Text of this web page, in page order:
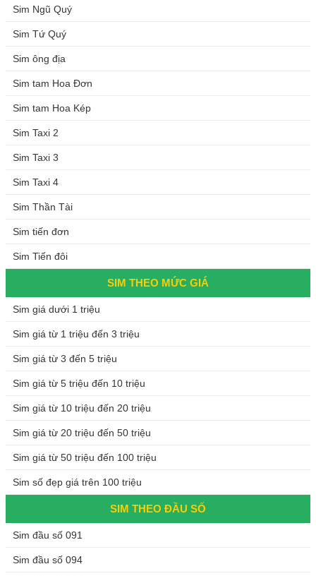
Sim Ngũ Quý
Sim Tứ Quý
Sim ông địa
Sim tam Hoa Đơn
Sim tam Hoa Kép
Sim Taxi 2
Sim Taxi 3
Sim Taxi 4
Sim Thần Tài
Sim tiến đơn
Sim Tiến đôi
SIM THEO MỨC GIÁ
Sim giá dưới 1 triệu
Sim giá từ 1 triệu đến 3 triệu
Sim giá từ 3 đến 5 triệu
Sim giá từ 5 triệu đến 10 triệu
Sim giá từ 10 triệu đến 20 triệu
Sim giá từ 20 triệu đến 50 triệu
Sim giá từ 50 triệu đến 100 triệu
Sim số đẹp giá trên 100 triệu
SIM THEO ĐẦU SỐ
Sim đầu số 091
Sim đầu số 094